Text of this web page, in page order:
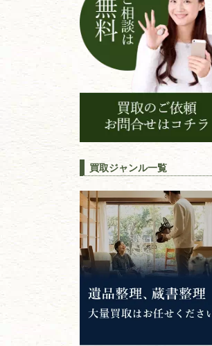
買取ジャンル一覧
江戸時代の書物
唐本・漢籍・
中国書物・朝鮮本
錦絵・浮世絵・版画・刷
専門書・ 学術書
哲学書・思想書